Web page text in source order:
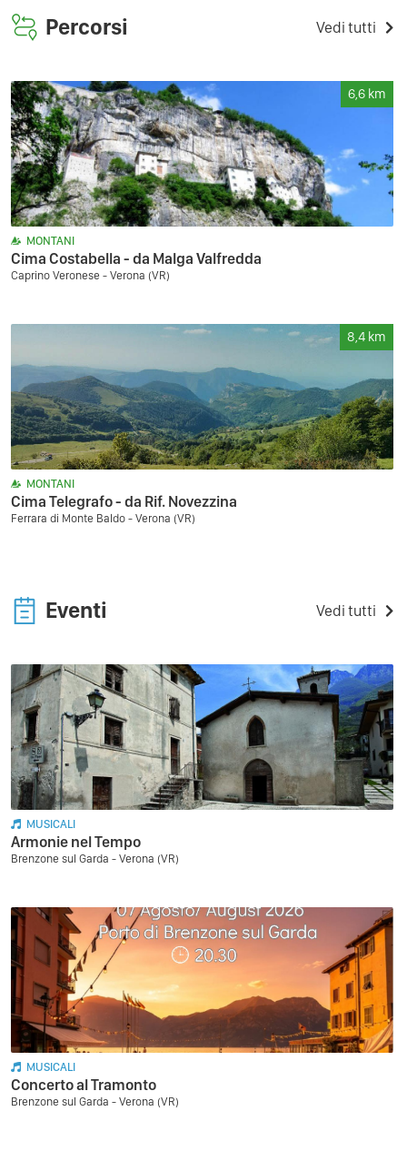
Percorsi Vedi tutti
6,6 km
MONTANI
Cima Costabella - da Malga Valfredda
Caprino Veronese - Verona (VR)
8,4 km
MONTANI
Cima Telegrafo - da Rif. Novezzina
Ferrara di Monte Baldo - Verona (VR)
Eventi Vedi tutti
MUSICALI
Armonie nel Tempo
Brenzone sul Garda - Verona (VR)
MUSICALI
Concerto al Tramonto
Brenzone sul Garda - Verona (VR)